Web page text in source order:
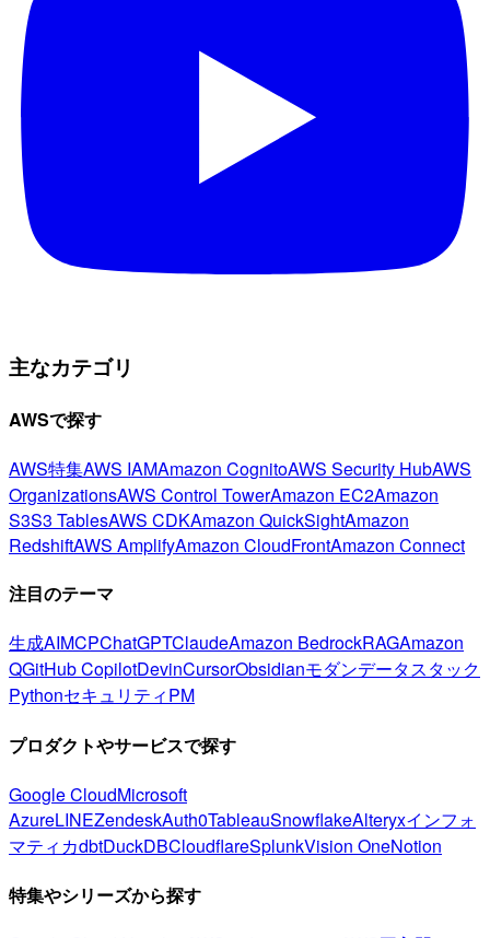
主なカテゴリ
AWSで探す
AWS特集AWS IAMAmazon CognitoAWS Security HubAWS
OrganizationsAWS Control TowerAmazon EC2Amazon
S3S3 TablesAWS CDKAmazon QuickSightAmazon
RedshiftAWS AmplifyAmazon CloudFrontAmazon Connect
注目のテーマ
生成AIMCPChatGPTClaudeAmazon BedrockRAGAmazon
QGitHub CopilotDevinCursorObsidianモダンデータスタック
PythonセキュリティPM
プロダクトやサービスで探す
Google CloudMicrosoft
AzureLINEZendeskAuth0TableauSnowflakeAlteryxインフォ
マティカdbtDuckDBCloudflareSplunkVision OneNotion
特集やシリーズから探す